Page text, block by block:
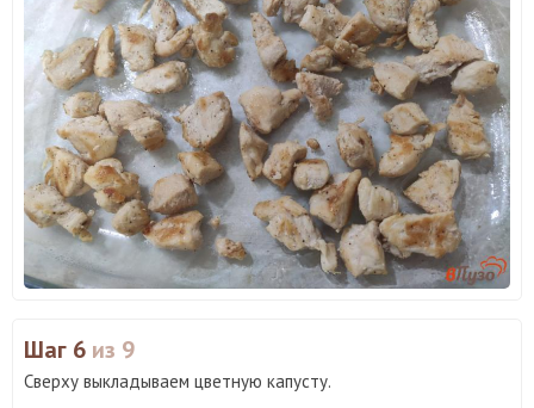
Шаг 6 из 9
Сверху выкладываем цветную капусту.